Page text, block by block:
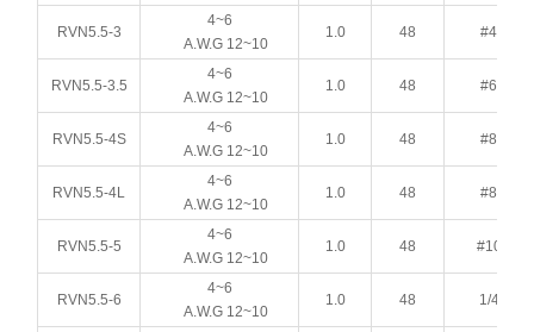
RVN5.5-3
4~6
A.W.G 12~10
1.0 48 #4
RVN5.5-3.5
4~6
A.W.G 12~10
1.0 48 #6
RVN5.5-4S
4~6
A.W.G 12~10
1.0 48 #8
RVN5.5-4L
4~6
A.W.G 12~10
1.0 48 #8
RVN5.5-5
4~6
A.W.G 12~10
1.0 48 #10
RVN5.5-6
4~6
A.W.G 12~10
1.0 48 1/4